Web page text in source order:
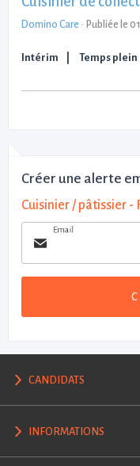
Domino Care - Publiée le
Intérim Temps plein
Créer une alerte
Cuisinier / pâtissier -
Email
CANDIDATS
INFORMATIONS